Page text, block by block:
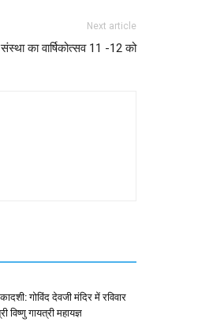
Next article
संस्था का वार्षिकोत्सव 11 -12 को
गोविंद देवजी मंदिर में रविवार
विष्णु गायत्री महायज्ञ